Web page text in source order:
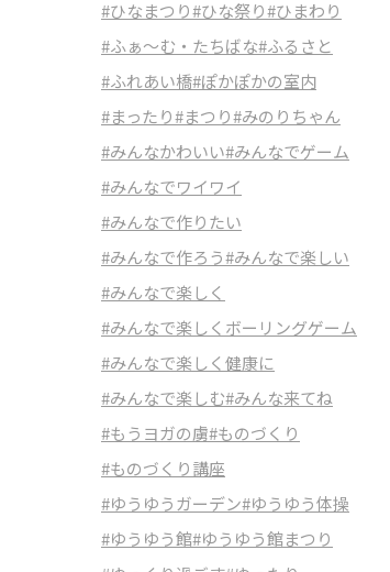
#ひなまつり#ひな祭り#ひまわり
#ふぁ～む・たちばな#ふるさと
#ふれあい橋#ぽかぽかの室内
#まったり#まつり#みのりちゃん
#みんなかわいい#みんなでゲーム
#みんなでワイワイ
#みんなで作りたい
#みんなで作ろう#みんなで楽しい
#みんなで楽しく
#みんなで楽しくボーリングゲーム
#みんなで楽しく健康に
#みんなで楽しむ#みんな来てね
#もうヨガの虜#ものづくり
#ものづくり講座
#ゆうゆうガーデン#ゆうゆう体操
#ゆうゆう館#ゆうゆう館まつり